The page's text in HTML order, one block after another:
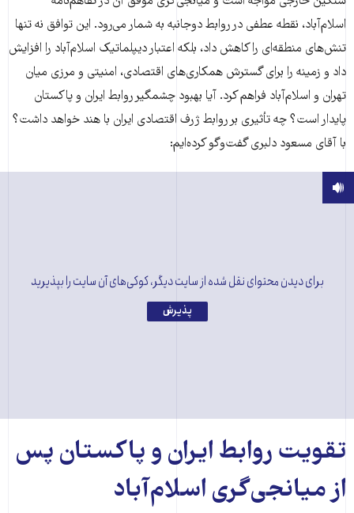
اسلام‌آباد، نقطه عطفی در روابط دوجانبه به شمار می‌رود. این توافق نه تنها
تنش‌های منطقه‌ای را کاهش داد، بلکه اعتبار دیپلماتیک اسلام‌آباد را افزایش
داد و زمینه را برای گسترش همکاری‌های اقتصادی، امنیتی و مرزی میان
تهران و اسلام‌آباد فراهم کرد. آیا بهبود چشمگیر روابط ایران و پاکستان
پایدار است؟ چه تأثیری بر روابط ژرف اقتصادی ایران با هند خواهد داشت؟
با آقای مسعود دلبری گفت‌وگو کرده‌ایم:
برای دیدن محتوای نقل شده از سایت دیگر، کوکی‌های آن سایت را بپذیرید
پذیرش
تقویت روابط ایران و پاکستان پس
از میانجی‌گری اسلام‌آباد